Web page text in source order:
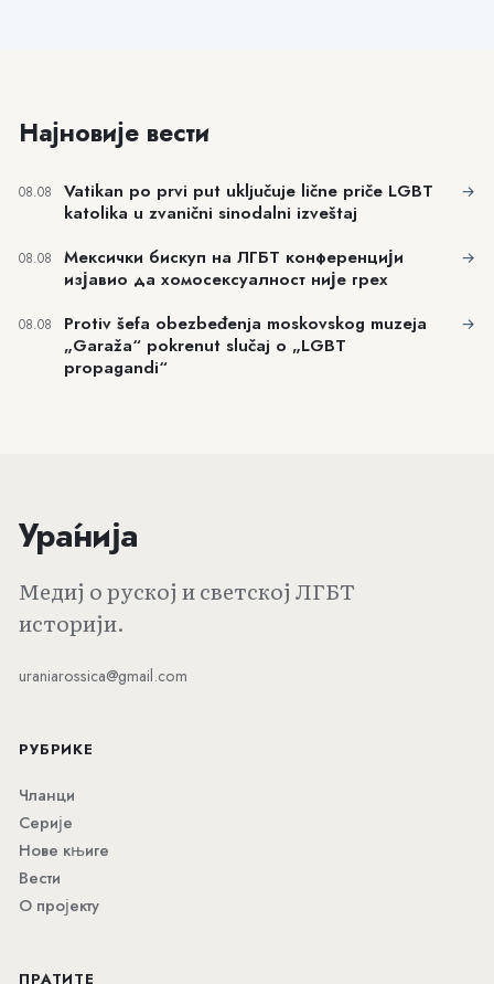
Најновије вести
08.08
Vatikan po prvi put uključuje lične priče LGBT
katolika u zvanični sinodalni izveštaj
→
08.08
Мексички бискуп на ЛГБТ конференцији
изјавио да хомосексуалност није грех
→
08.08
Protiv šefa obezbeđenja moskovskog muzeja
„Garaža“ pokrenut slučaj o „LGBT
propagandi“
→
Ура́нија
Медиј о руској и светској ЛГБТ
историји.
uraniarossica@gmail.com
РУБРИКЕ
Чланци
Серије
Нове књиге
Вести
О пројекту
ПРАТИТЕ